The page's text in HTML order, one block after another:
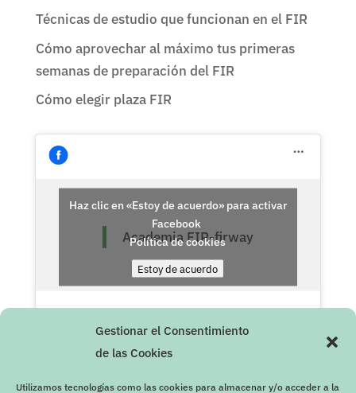
Gestionar el Consentimiento
de las Cookies
Utilizamos tecnologías como las cookies para almacenar y/o acceder a la
Técnicas de estudio que funcionan en el FIR
Cómo aprovechar al máximo tus primeras
semanas de preparación del FIR
Cómo elegir plaza FIR
Academia FIR-firway
Haz clic en «Estoy de acuerdo» para activar
Facebook
Política de cookies
Estoy de acuerdo